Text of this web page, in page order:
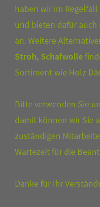
haben wir im
und bieten dafür auch
an. Weitere
Stroh, Schafwolle
Sortiment wie Holz
Bitte verwenden Sie
damit können wir Sie
zuständigen
Wartezeit für die
Danke für Ihr